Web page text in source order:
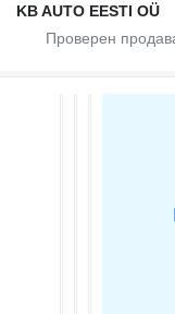
KB AUTO EESTI OÜ